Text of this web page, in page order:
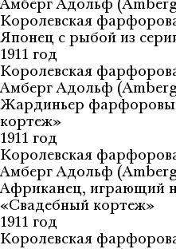
Амберг Адольф
Королевская
Японец с рыбой из
1911 год
Королевская
Амберг Адольф
Жардиньер
кортеж»
1911 год
Королевская
Амберг Адольф
Африканец, играющий
«Свадебный кортеж»
1911 год
Королевская